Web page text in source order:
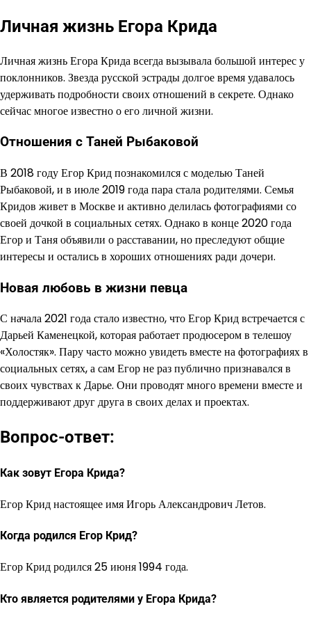
Личная жизнь Егора Крида
Личная жизнь Егора Крида всегда вызывала большой интерес у
поклонников. Звезда русской эстрады долгое время удавалось
удерживать подробности своих отношений в секрете. Однако
сейчас многое известно о его личной жизни.
Отношения с Таней Рыбаковой
В 2018 году Егор Крид познакомился с моделью Таней
Рыбаковой, и в июле 2019 года пара стала родителями. Семья
Кридов живет в Москве и активно делилась фотографиями со
своей дочкой в социальных сетях. Однако в конце 2020 года
Егор и Таня объявили о расставании, но преследуют общие
интересы и остались в хороших отношениях ради дочери.
Новая любовь в жизни певца
С начала 2021 года стало известно, что Егор Крид встречается с
Дарьей Каменецкой, которая работает продюсером в телешоу
«Холостяк». Пару часто можно увидеть вместе на фотографиях в
социальных сетях, а сам Егор не раз публично признавался в
своих чувствах к Дарье. Они проводят много времени вместе и
поддерживают друг друга в своих делах и проектах.
Вопрос-ответ:
Как зовут Егора Крида?
Егор Крид настоящее имя Игорь Александрович Летов.
Когда родился Егор Крид?
Егор Крид родился 25 июня 1994 года.
Кто является родителями у Егора Крида?